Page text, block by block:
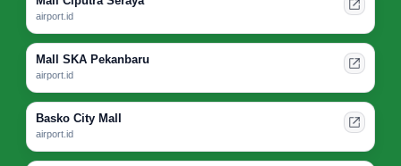
airport.id
Mall SKA Pekanbaru
airport.id
Basko City Mall
airport.id